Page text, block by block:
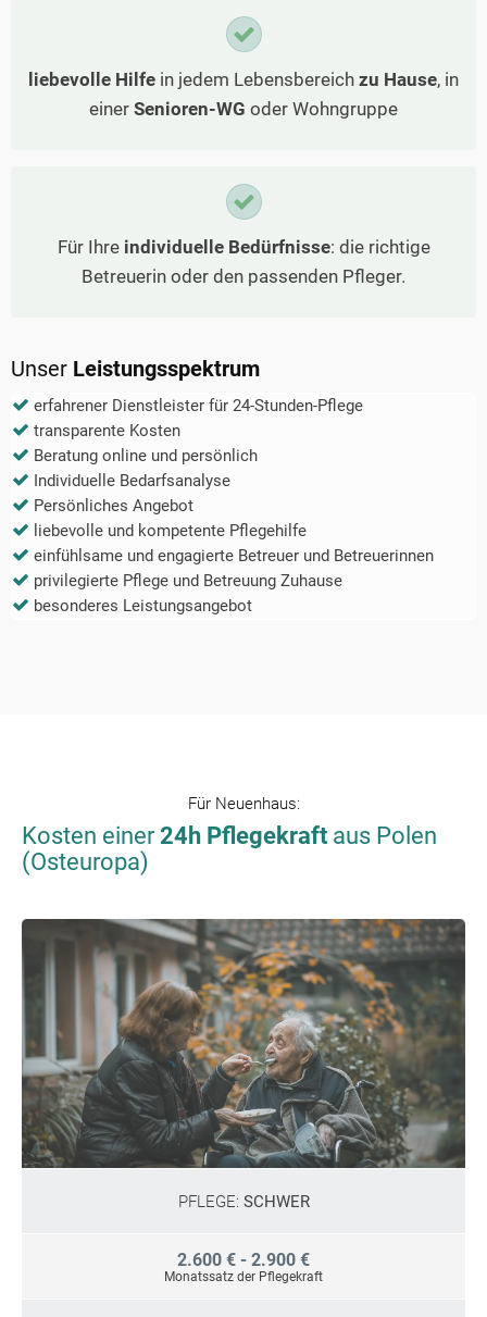
liebevolle Hilfe in jedem Lebensbereich zu Hause, in
einer Senioren-WG oder Wohngruppe
Für Ihre individuelle Bedürfnisse: die richtige
Betreuerin oder den passenden Pfleger.
Unser Leistungsspektrum
erfahrener Dienstleister für 24-Stunden-Pflege
transparente Kosten
Beratung online und persönlich
Individuelle Bedarfsanalyse
Persönliches Angebot
liebevolle und kompetente Pflegehilfe
einfühlsame und engagierte Betreuer und Betreuerinnen
privilegierte Pflege und Betreuung Zuhause
besonderes Leistungsangebot
Für Neuenhaus:
Kosten einer24h Pflegekraft aus Polen
(Osteuropa)
PFLEGE: SCHWER
2.600 € - 2.900 €
Monatssatz der Pflegekraft